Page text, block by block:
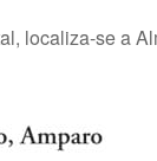
localiza-se a